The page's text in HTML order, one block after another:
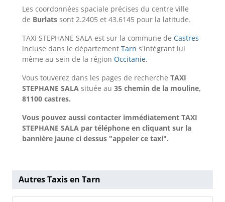
Les coordonnées spaciale précises du centre ville
de Burlats sont 2.2405 et 43.6145 pour la latitude.
TAXI STEPHANE SALA est sur la commune de Castres
incluse dans le département Tarn s'intègrant lui
même au sein de la région Occitanie.
Vous touverez dans les pages de recherche TAXI
STEPHANE SALA située au 35 chemin de la mouline,
81100 castres.
Vous pouvez aussi contacter immédiatement TAXI
STEPHANE SALA par téléphone en cliquant sur la
bannière jaune ci dessus "appeler ce taxi".
Autres Taxis en Tarn